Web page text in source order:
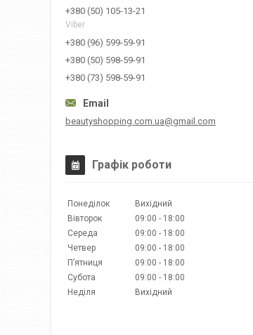
+380 (50) 105-13-21
Viber
+380 (96) 599-59-91
+380 (50) 598-59-91
+380 (73) 598-59-91
beautyshopping.com.ua@gmail.com
Графік роботи
Понеділок
Вихідний
Вівторок
09:00
18:00
Середа
09:00
18:00
Четвер
09:00
18:00
Пʼятниця
09:00
18:00
Субота
09:00
18:00
Неділя
Вихідний